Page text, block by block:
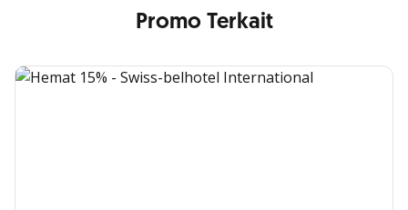
Promo Terkait